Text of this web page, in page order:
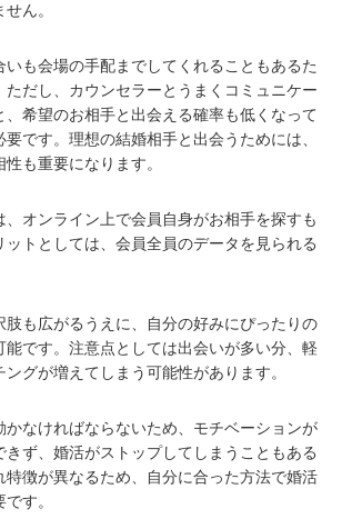
ん。
いも会場の手配までしてくれることもあるた
ただし、カウンセラーとうまくコミュニケー
、希望のお相手と出会える確率も低くなって
要です。理想の結婚相手と出会うためには、
も重要になります。
、オンライン上で会員自身がお相手を探すも
ットとしては、会員全員のデータを見られる
肢も広がるうえに、自分の好みにぴったりの
能です。注意点としては出会いが多い分、軽
グが増えてしまう可能性があります。
かなければならないため、モチベーションが
きず、婚活がストップしてしまうこともある
特徴が異なるため、自分に合った方法で婚活
す。